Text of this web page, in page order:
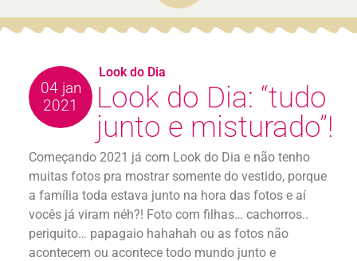
04 jan
2021
Look do Dia: “tudo
junto e misturado”!
Começando 2021 já com Look do Dia e não tenho
muitas fotos pra mostrar somente do vestido, porque
a família toda estava junto na hora das fotos e aí
vocês já viram néh?! Foto com filhas… cachorros..
periquito… papagaio hahahah ou as fotos não
acontecem ou acontece todo mundo junto e
Look do Dia